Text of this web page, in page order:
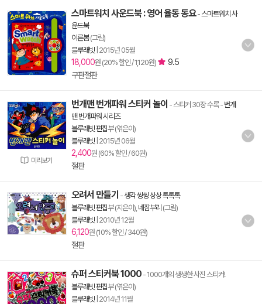
스마트워치 사운드북 : 영어 율동 동요-스마트워치 사
운드북
이른봄(그림)
블루래빗 2015년 05월
18,000원 (20% 할인 / 1,120원)
9.5
구판절판
미리보기
번개맨 번개파워 스티커 놀이 - 스티커 30장 수록- 번개
맨 번개파워 시리즈
블루래빗 편집부(엮은이)
블루래빗 2015년 06월
2,400원 (60% 할인 / 60원)
절판
오려서 만들기 - 생각 씽씽 상상 톡톡톡
블루래빗 편집부(지은이), 네잠부리 (그림)
블루래빗 2010년 12월
6,120원 (10% 할인 / 340원)
절판
슈퍼 스티커북 1000 - 1000개의 생생한 사진 스티커!
블루래빗 편집부(엮은이)
블루래빗 2014년 11월